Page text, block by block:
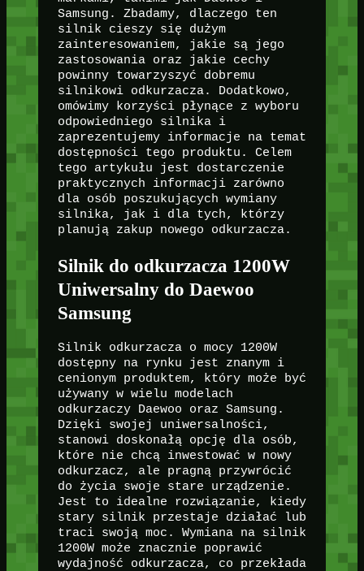
Samsung. Zbadamy, dlaczego ten
silnik cieszy się dużym
zainteresowaniem, jakie są jego
zastosowania oraz jakie cechy
powinny towarzyszyć dobremu
silnikowi odkurzacza. Dodatkowo,
omówimy korzyści płynące z wyboru
odpowiedniego silnika i
zaprezentujemy informacje na temat
dostępności tego produktu. Celem
tego artykułu jest dostarczenie
praktycznych informacji zarówno
dla osób poszukujących wymiany
silnika, jak i dla tych, którzy
planują zakup nowego odkurzacza.
Silnik do odkurzacza 1200W
Uniwersalny do Daewoo
Samsung
Silnik odkurzacza o mocy 1200W
dostępny na rynku jest znanym i
cenionym produktem, który może być
używany w wielu modelach
odkurzaczy Daewoo oraz Samsung.
Dzięki swojej uniwersalności,
stanowi doskonałą opcję dla osób,
które nie chcą inwestować w nowy
odkurzacz, ale pragną przywrócić
do życia swoje stare urządzenie.
Jest to idealne rozwiązanie, kiedy
stary silnik przestaje działać lub
traci swoją moc. Wymiana na silnik
1200W może znacznie poprawić
wydajność odkurzacza, co przekłada